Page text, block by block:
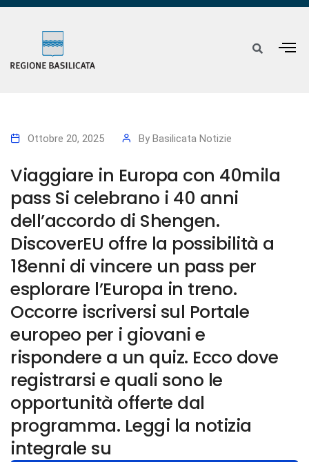
Ottobre 20, 2025 By Basilicata Notizie
Viaggiare in Europa con 40mila
pass Si celebrano i 40 anni
dell’accordo di Shengen.
DiscoverEU offre la possibilità a
18enni di vincere un pass per
esplorare l’Europa in treno.
Occorre iscriversi sul Portale
europeo per i giovani e
rispondere a un quiz. Ecco dove
registrarsi e quali sono le
opportunità offerte dal
programma. Leggi la notizia
integrale su